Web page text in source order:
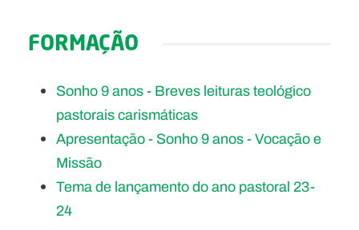
FORMAÇÃO
Sonho 9 anos - Breves leituras teológico
pastorais carismáticas
Apresentação - Sonho 9 anos - Vocação e
Missão
Tema de lançamento do ano pastoral 23-
24